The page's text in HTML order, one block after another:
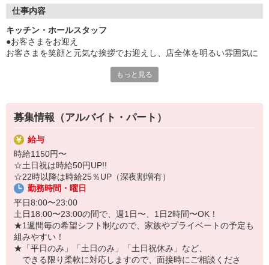
15歳以下のお子さまがいる従業員を対象に専用カードを支給！
（制度の詳細については面接時にご確認ください）
②1食120円で800円分食べられるまかない有
③お得な従業員割引有
トリドールグループ系列店で最大25％引き！
ご家族やご友人も一緒に利用できます！
仕事内容
キッチン・ホールスタッフ
●お客さまをお迎え
お客さまを笑顔と元気な挨拶でお迎えし、店全体を明るい雰囲気に
テイクアウト注文のお伺いや、お渡しもあります。
土日はご家族連れのお客さまが多くいらっしゃいます。
地元の常連さんも多く、ほっこりとした雰囲気！
●うどんの調理補助
メニューやサイズ、「冷たい/温かい」などご注文を伺い
うどんを茹でたり、盛り付けます。
テイクアウト注文の調理もあります。
●天ぷら・おむすびの調理
レシピ通りに調理・盛り付けて、
完成したらカウンターに並べます。
●レジ業務
自動釣銭機導入店もあるので、お会計もスムーズ。
もっと見る
募集情報（アルバイト・パート）
給与
時給1150円〜
☆土日祝は時給50円UP!!
☆22時以降は時給25％UP（深夜割増有）
勤務時間・曜日
平日8:00〜23:00
土日18:00〜23:00の間で、週1日〜、1日2時間〜OK！
★1週間毎の希望シフト制なので、家族やプライベートの予定も
組みやすい！
★「平日のみ」「土日のみ」「土日祝休み」など、
できる限り柔軟に対応しますので、面接時にご相談くださ